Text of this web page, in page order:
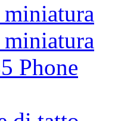
Phone